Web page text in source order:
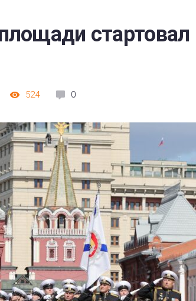
стартовал
524 0